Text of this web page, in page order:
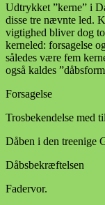
Udtrykket ”kerne” i
disse tre nævnte led.
vigtighed bliver dog
kerneled: forsagelse
således være fem
også kaldes
Forsagelse
Trosbekendelse med
Dåben i den treenige
Dåbsbekræftelsen
Fadervor.